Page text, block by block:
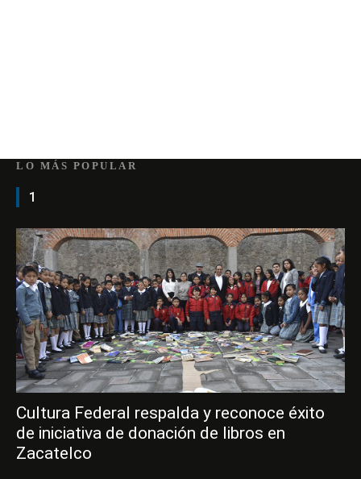
LO MÁS POPULAR
1
Cultura Federal respalda y reconoce éxito
de iniciativa de donación de libros en
Zacatelco